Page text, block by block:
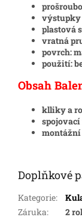
výstupky
plastová
vratná
povrch:
použití:
Obsah
klliky a
Doplňkové
Kategorie:
Záruka:
2